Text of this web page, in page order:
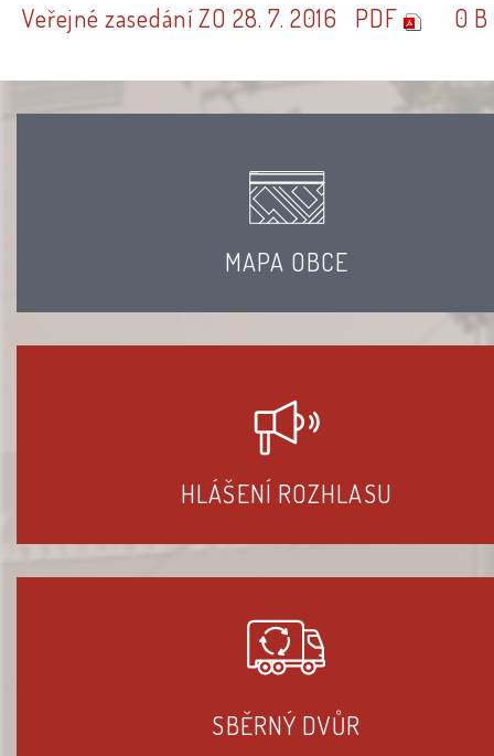
Veřejné zasedání ZO 28. 7. 2016
PDF 0 B
MAPA OBCE
HLÁŠENÍ ROZHLASU
SBĚRNÝ DVŮR